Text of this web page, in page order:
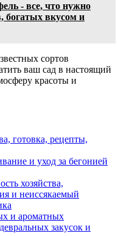
- все, что нужно
богатых вкусом и
сортов
ваш сад в настоящий
красоты и
готовка, рецепты,
и уход за бегонией
хозяйства,
и неиссякаемый
и ароматных
закусок и